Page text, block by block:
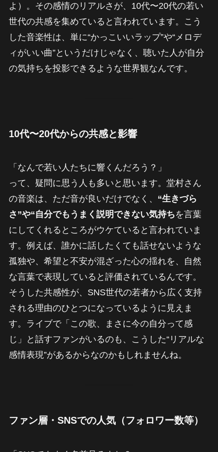
よ）。その感情のリアルさが、10代〜20代の若い
世代の共感を集めていると言われています。こう
した音楽性は、単に“かっこいいラップ”や“メロデ
ィがいい曲”というだけじゃなく、聴いた人が自分
の気持ちを投影できるような世界観なんです。
10代〜20代からの共感と影響
「なんで若い人たちに響くんだろう？」
って、疑問に思う人も多いと思います。堂村さん
の音楽は、ただ音が良いだけでなく、 “生きづら
さ”や“自分でもうまく説明できない気持ちを言葉
にしてくれるところがウケていると言われていま
す。例えば、誰かに話したくても話せないような
孤独や、希望と不安が混ざった心の揺れを、自然
な言葉で表現していると評価されているんです。
そうした共感性が、SNS世代の若者から広く支持
される理由のひとつになっているように見えま
す。ライブで「この歌、まさに今の自分って感
じ」と話すファンがいるのも、こうした“リアルな
感情表現”があるからなのかもしれませんね。
ファン層・SNSでの人気（フォロワー数等）